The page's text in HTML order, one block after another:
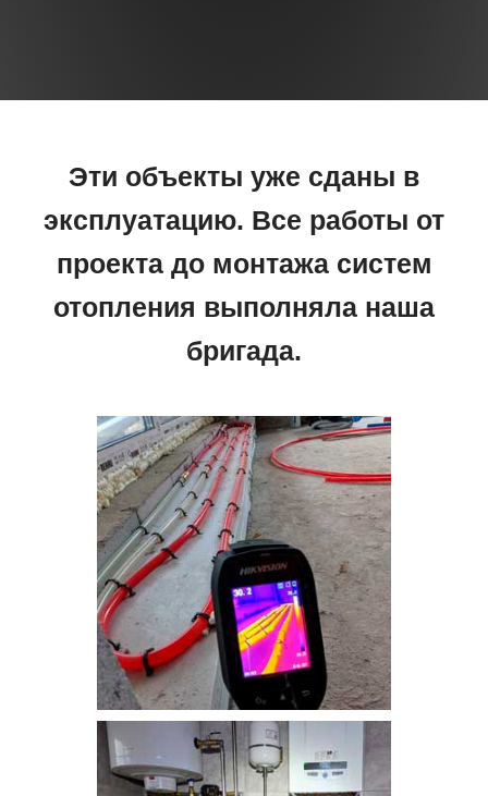
Эти объекты уже сданы в
эксплуатацию. Все работы от
проекта до монтажа систем
отопления выполняла наша
бригада.